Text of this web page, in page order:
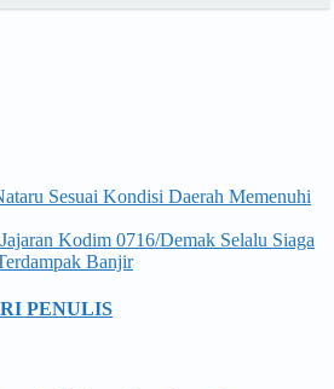
Sesuai Kondisi Daerah Memenuhi
Kodim 0716/Demak Selalu Siaga
Banjir
PENULIS